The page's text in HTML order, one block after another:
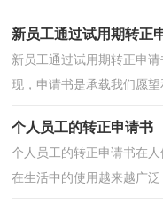
新员工通过试用期转正
新员工通过试用期转正申
现，申请书是承载我们愿
个人员工的转正申请书
个人员工的转正申请书在
在生活中的使用越来越广